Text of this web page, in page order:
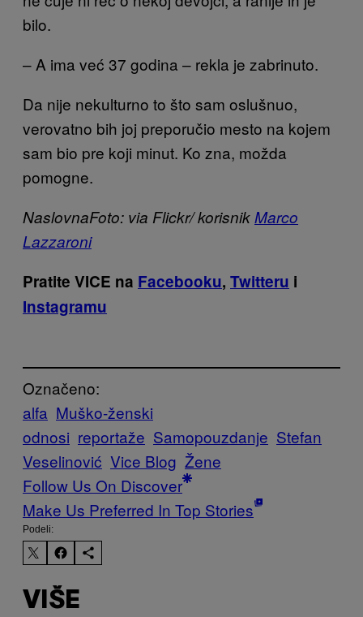
bilo.
– A ima već 37 godina – rekla je zabrinuto.
Da nije nekulturno to što sam oslušnuo,
verovatno bih joj preporučio mesto na kojem
sam bio pre koji minut. Ko zna, možda
pomogne.
NaslovnaFoto: via Flickr/ korisnikMarco
Lazzaroni
Pratite VICE na Facebooku, Twitteru i
Instagramu
Označeno:
alfa Muško-ženski
odnosi reportaže Samopouzdanje Stefan
Veselinović Vice Blog Žene
Follow Us On Discover
Make Us Preferred In Top Stories
Podeli:
VIŠE